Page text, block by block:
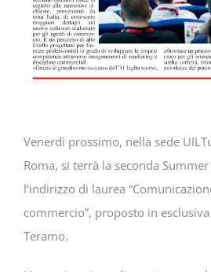
SOSTENIBILITÀ
ACADEMY
Venerdì prossimo, nella sede
Roma, si terrà la seconda
l’indirizzo di laurea
commercio”, proposto in
Teramo.